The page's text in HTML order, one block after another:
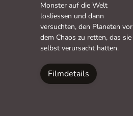
Monster auf die Welt
losliessen und dann
versuchten, den Planeten vor
dem Chaos zu retten, das sie
selbst verursacht hatten.
Filmdetails